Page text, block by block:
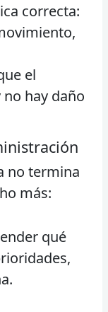
correcta:
el
hay daño
no termina
más:
qué